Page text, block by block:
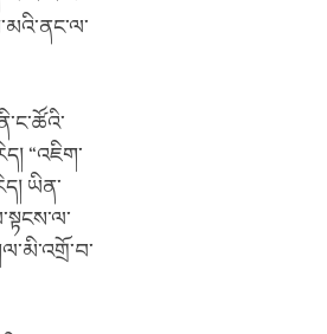
“འཇིག་
ཡིན་